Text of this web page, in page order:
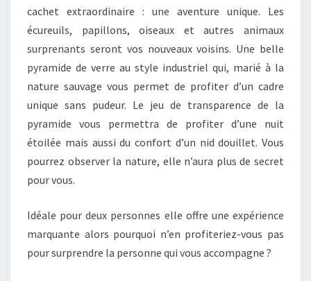
cachet extraordinaire : une aventure unique. Les
écureuils, papillons, oiseaux et autres animaux
surprenants seront vos nouveaux voisins. Une belle
pyramide de verre au style industriel qui, marié à la
nature sauvage vous permet de profiter d’un cadre
unique sans pudeur. Le jeu de transparence de la
pyramide vous permettra de profiter d’une nuit
étoilée mais aussi du confort d’un nid douillet. Vous
pourrez observer la nature, elle n’aura plus de secret
pour vous.
Idéale pour deux personnes elle offre une expérience
marquante alors pourquoi n’en profiteriez-vous pas
pour surprendre la personne qui vous accompagne ?